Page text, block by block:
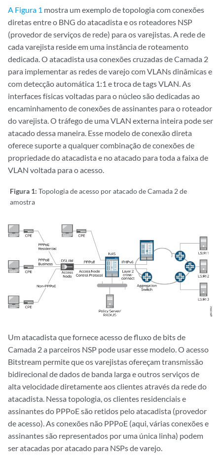
A Figura 1 mostra um exemplo de topologia com conexões
diretas entre o BNG do atacadista e os roteadores NSP
(provedor de serviços de rede) para os varejistas. A rede de
cada varejista reside em uma instância de roteamento
dedicada. O atacadista usa conexões cruzadas de Camada 2
para implementar as redes de varejo com VLANs dinâmicas e
com detecção automática 1:1 e troca de tags VLAN. As
interfaces físicas voltadas para o núcleo são dedicadas ao
encaminhamento de conexões de assinantes para o roteador
do varejista. O tráfego de uma VLAN externa inteira pode ser
atacado dessa maneira. Esse modelo de conexão direta
oferece suporte a qualquer combinação de conexões de
propriedade do atacadista e no atacado para toda a faixa de
VLAN voltada para o acesso.
Figura 1: Topologia de acesso por atacado de Camada 2 de
amostra
Um atacadista que fornece acesso de fluxo de bits de
Camada 2 a parceiros NSP pode usar esse modelo. O acesso
Bitstream permite que os varejistas ofereçam transmissão
bidirecional de dados de banda larga e outros serviços de
alta velocidade diretamente aos clientes através da rede do
atacadista. Nessa topologia, os clientes residenciais e
assinantes do PPPoE são retidos pelo atacadista (provedor
de acesso). As conexões não PPPoE (aqui, várias conexões e
assinantes são representados por uma única linha) podem
ser atacadas por atacado para NSPs de varejo.